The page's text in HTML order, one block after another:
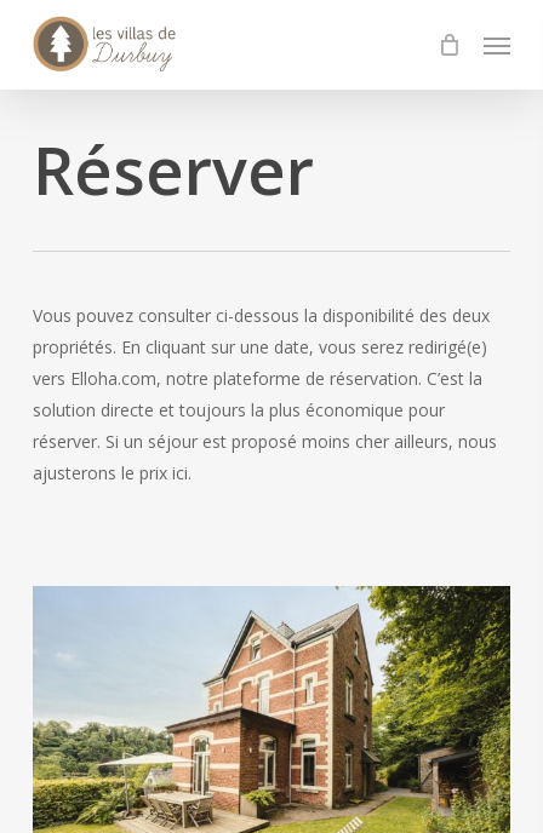
Menu
Réserver
Vous pouvez consulter ci-dessous la disponibilité des deux
propriétés. En cliquant sur une date, vous serez redirigé(e)
vers Elloha.com, notre plateforme de réservation. C’est la
solution directe et toujours la plus économique pour
réserver. Si un séjour est proposé moins cher ailleurs, nous
ajusterons le prix ici.